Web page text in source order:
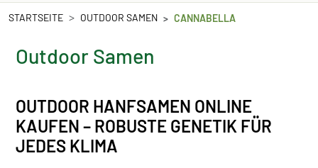
STARTSEITE OUTDOOR SAMEN CANNABELLA
Outdoor Samen
OUTDOOR HANFSAMEN ONLINE
KAUFEN – ROBUSTE GENETIK FÜR
JEDES KLIMA